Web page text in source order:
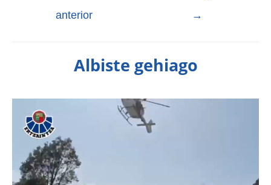
anterior
→
Albiste gehiago